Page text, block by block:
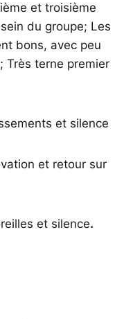
et troisième
du groupe; Les
bons, avec peu
Très terne premier
et silence
et retour sur
et silence.